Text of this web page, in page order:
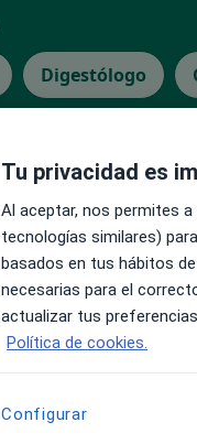
Digestólogo
online
·Ver
Mapa
Tu privacidad es
Al aceptar, nos permites
tecnologías similares)
basados en tus hábitos
necesarias para el
actualizar tus
Política de cookies.
Configurar